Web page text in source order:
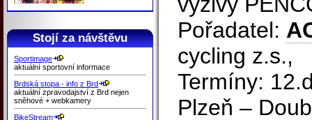
Stojí za návštěvu
Sportimage
aktuální sportovní informace
Brdská stopa - info z Brd
aktuální zpravodajství z Brd nejen
sněhové + webkamery
BikeStream
Pořadatel:
cycling z.s.,
Termíny:
Plzeň –